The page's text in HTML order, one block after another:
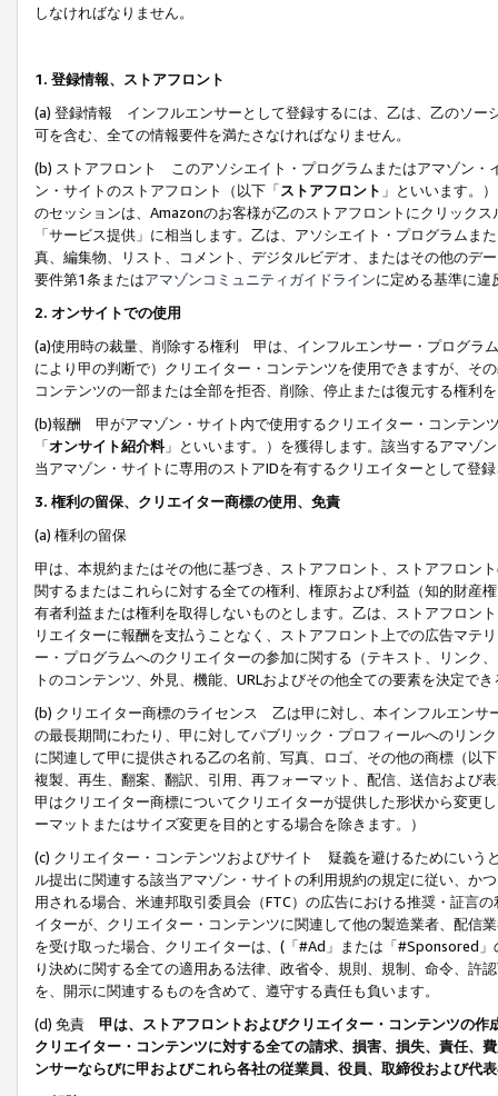
しなければなりません。
1. 登録情報、ストアフロント
(a) 登録情報 インフルエンサーとして登録するには、乙は、乙のソー
可を含む、全ての情報要件を満たさなければなりません。
(b) ストアフロント このアソシエイト・プログラムまたはアマゾン・
ン・サイトのストアフロント（以下「ストアフロント 」といいます。
のセッションは、Amazonのお客様が乙のストアフロントにクリック
「サービス提供」に相当します。乙は、アソシエイト・プログラム
真、編集物、リスト、コメント、デジタルビデオ、またはその他のデ
要件第1条またはアマゾンコミュニティガイドラインに定める基準に違
2. オンサイトでの使用
(a)使用時の裁量、削除する権利 甲は、インフルエンサー・プログラ
により甲の判断で）クリエイター・コンテンツを使用できますが、そ
コンテンツの一部または全部を拒否、削除、停止または復元する権利
(b)報酬 甲がアマゾン・サイト内で使用するクリエイター・コンテン
「オンサイト紹介料」といいます。）を獲得します。該当するアマゾ
当アマゾン・サイトに専用のストアIDを有するクリエイターとして登
3. 権利の留保、クリエイター商標の使用、免責
(a) 権利の留保
甲は、本規約またはその他に基づき、ストアフロント、ストアフロン
関するまたはこれらに対する全ての権利、権原および利益（知的財産
有者利益または権利を取得しないものとします。乙は、ストアフロン
リエイターに報酬を支払うことなく、ストアフロント上での広告マテ
ー・プログラムへのクリエイターの参加に関する（テキスト、リンク
トのコンテンツ、外見、機能、URLおよびその他全ての要素を決定で
(b) クリエイター商標のライセンス 乙は甲に対し、本インフルエンサ
の最長期間にわたり、甲に対してパブリック・プロフィールへのリン
に関連して甲に提供される乙の名前、写真、ロゴ、その他の商標（以
複製、再生、翻案、翻訳、引用、再フォーマット、配信、送信および
甲はクリエイター商標についてクリエイターが提供した形状から変更
ーマットまたはサイズ変更を目的とする場合を除きます。）
(c) クリエイター・コンテンツおよびサイト 疑義を避けるためにいう
ル提出に関連する該当アマゾン・サイトの利用規約の規定に従い、か
用される場合、米連邦取引委員会（FTC）の広告における推奨・証言
イターが、クリエイター・コンテンツに関連して他の製造業者、配信
を受け取った場合、クリエイターは、(「#Ad」または「#Sponsored
り決めに関する全ての適用ある法律、政省令、規則、規制、命令、許
を、開示に関連するものを含めて、遵守する責任も負います。
(d) 免責 甲は、ストアフロントおよびクリエイター・コンテンツの
クリエイター・コンテンツに対する全ての請求、損害、損失、責任、
ンサーならびに甲およびこれら各社の従業員、役員、取締役および代